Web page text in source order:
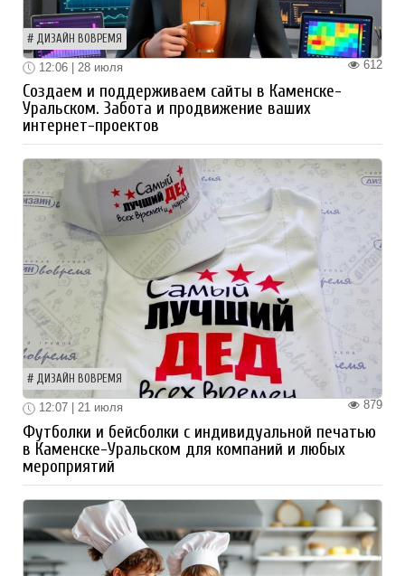
ДИЗАЙН ВОВРЕМЯ
612
12:06 | 28 июля
Создаем и поддерживаем сайты в Каменске-
Уральском. Забота и продвижение ваших
интернет-проектов
ДИЗАЙН ВОВРЕМЯ
879
12:07 | 21 июля
Футболки и бейсболки с индивидуальной печатью
в Каменске-Уральском для компаний и любых
мероприятий